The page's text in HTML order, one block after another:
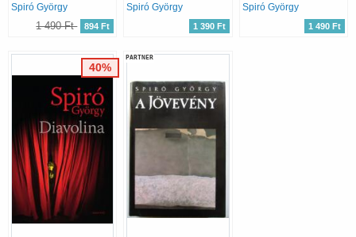
Spiró György
1 490 Ft 894 Ft
Spiró György
1 390 Ft
Spiró György
1 490 Ft
40%
PARTNER